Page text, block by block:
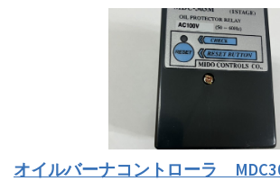
オイルバーナコントローラ